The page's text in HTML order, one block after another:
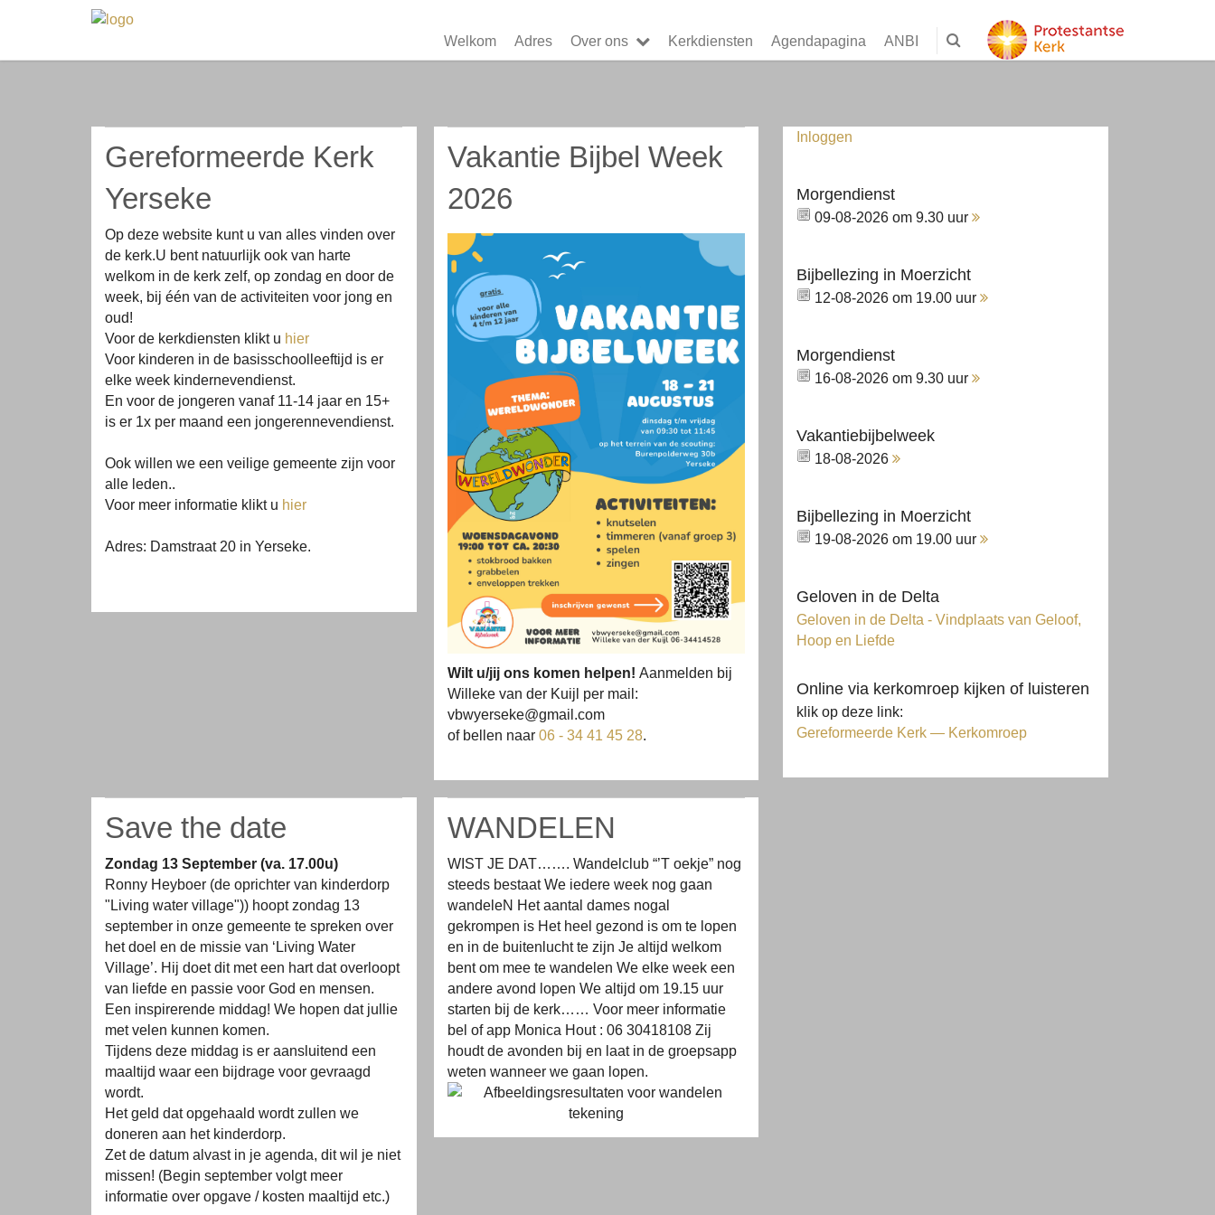
Welkom Adres Over ons Kerkdiensten Agendapagina ANBI
Gereformeerde Kerk
Yerseke
Op deze website kunt u van alles vinden over
de kerk.U bent natuurlijk ook van harte
welkom in de kerk zelf, op zondag en door de
week, bij één van de activiteiten voor jong en
oud!
Voor de kerkdiensten klikt u hier
Voor kinderen in de basisschoolleeftijd is er
elke week kindernevendienst.
En voor de jongeren vanaf 11-14 jaar en 15+
is er 1x per maand een jongerennevendienst.
Ook willen we een veilige gemeente zijn voor
alle leden..
Voor meer informatie klikt u hier
Adres: Damstraat 20 in Yerseke.
Vakantie Bijbel Week
2026
Wilt u/jij ons komen helpen! Aanmelden bij
Willeke van der Kuijl per mail:
vbwyerseke@gmail.com
of bellen naar 06 - 34 41 45 28.
Save the date
Zondag 13 September (va. 17.00u)
Ronny Heyboer (de oprichter van kinderdorp
"Living water village")) hoopt zondag 13
september in onze gemeente te spreken over
het doel en de missie van ‘Living Water
Village’. Hij doet dit met een hart dat overloopt
van liefde en passie voor God en mensen.
Een inspirerende middag! We hopen dat jullie
met velen kunnen komen.
Tijdens deze middag is er aansluitend een
maaltijd waar een bijdrage voor gevraagd
wordt.
Het geld dat opgehaald wordt zullen we
doneren aan het kinderdorp.
Zet de datum alvast in je agenda, dit wil je niet
missen! (Begin september volgt meer
informatie over opgave / kosten maaltijd etc.)
WANDELEN
WIST JE DAT……. Wandelclub “’T oekje” nog
steeds bestaat We iedere week nog gaan
wandeleN Het aantal dames nogal
gekrompen is Het heel gezond is om te lopen
en in de buitenlucht te zijn Je altijd welkom
bent om mee te wandelen We elke week een
andere avond lopen We altijd om 19.15 uur
starten bij de kerk…… Voor meer informatie
bel of app Monica Hout : 06 30418108 Zij
houdt de avonden bij en laat in de groepsapp
weten wanneer we gaan lopen.
Inloggen
Morgendienst
09-08-2026 om 9.30 uur
Bijbellezing in Moerzicht
12-08-2026 om 19.00 uur
Morgendienst
16-08-2026 om 9.30 uur
Vakantiebijbelweek
18-08-2026
Bijbellezing in Moerzicht
19-08-2026 om 19.00 uur
Geloven in de Delta
Geloven in de Delta - Vindplaats van Geloof,
Hoop en Liefde
Online via kerkomroep kijken of luisteren
klik op deze link:
Gereformeerde Kerk — Kerkomroep